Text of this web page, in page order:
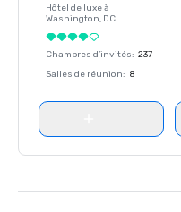
Hôtel de luxe à
Washington, DC
Chambres d’invités: 237
Salles de réunion: 8